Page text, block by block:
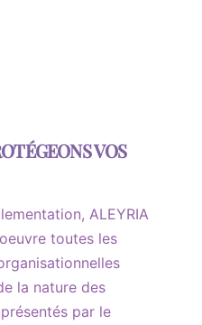
VOS
ALEYRIA
toutes les
la nature des
par le